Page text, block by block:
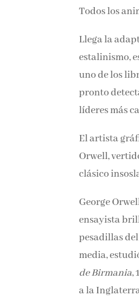
Todos los
Llega la
estalinismo,
uno de los
pronto
líderes más
El artista
Orwell,
clásico
George
ensayista
pesadillas
media,
de Birmania,
a la